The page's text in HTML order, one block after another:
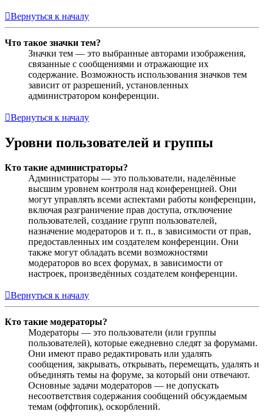
Вернуться к началу
Что такое значки тем?
Значки тем — это выбранные авторами изображения,
связанные с сообщениями и отражающие их
содержание. Возможность использования значков тем
зависит от разрешений, установленных
администратором конференции.
Вернуться к началу
Уровни пользователей и группы
Кто такие администраторы?
Администраторы — это пользователи, наделённые
высшим уровнем контроля над конференцией. Они
могут управлять всеми аспектами работы конференции,
включая разграничение прав доступа, отключение
пользователей, создание групп пользователей,
назначение модераторов и т. п., в зависимости от прав,
предоставленных им создателем конференции. Они
также могут обладать всеми возможностями
модераторов во всех форумах, в зависимости от
настроек, произведённых создателем конференции.
Вернуться к началу
Кто такие модераторы?
Модераторы — это пользователи (или группы
пользователей), которые ежедневно следят за форумами.
Они имеют право редактировать или удалять
сообщения, закрывать, открывать, перемещать, удалять и
объединять темы на форуме, за который они отвечают.
Основные задачи модераторов — не допускать
несоответствия содержания сообщений обсуждаемым
темам (оффтопик), оскорблений.